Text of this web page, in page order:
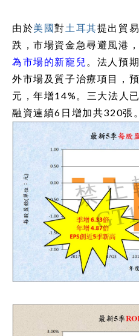
由於美國對土耳其提出貿
跌，市場資金急尋避風港，
為市場的新寵兒 。法人預期
外市場及質子治療項目，
元，年增14% 。三大法人
融資連續6 日增加共320張。